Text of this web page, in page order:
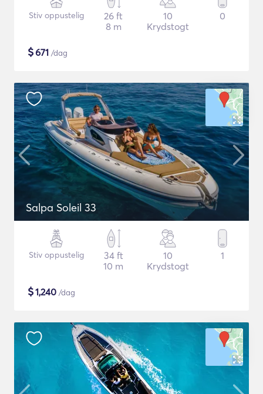
Stiv oppustelig
26 ft
8 m
10
Krydstogt
0
$671 /dag
Salpa Soleil 33
Stiv oppustelig
34 ft
10 m
10
Krydstogt
1
$1,240 /dag